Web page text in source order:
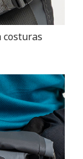
costuras